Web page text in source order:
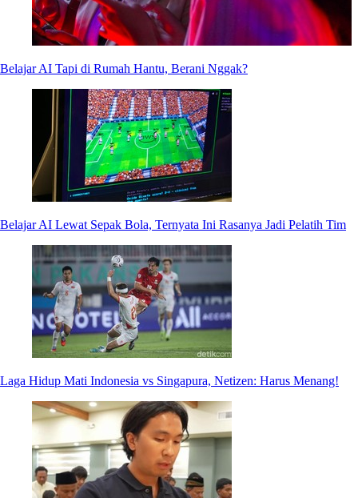
Belajar AI Tapi di Rumah Hantu, Berani Nggak?
Belajar AI Lewat Sepak Bola, Ternyata Ini Rasanya Jadi Pelatih Tim
Laga Hidup Mati Indonesia vs Singapura, Netizen: Harus Menang!